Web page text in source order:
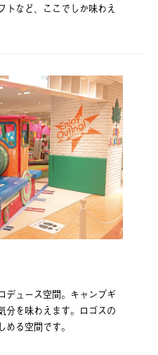
トなど、ここでしか味わえ
デュース空間。キャンプギ
分を味わえます。ロゴスの
る空間です。